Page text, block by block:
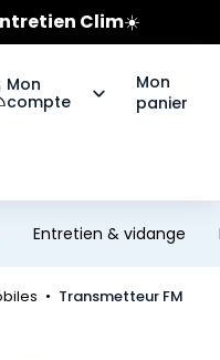
Bridgestone
les pneus Bridgestone
Mon
compte
Mon
panier
Entretien & vidange
Transmetteur FM